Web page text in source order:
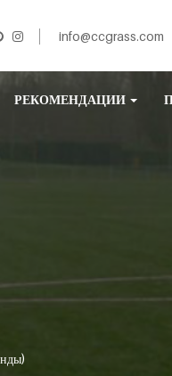
info@ccgrass.com
РЕКОМЕНДАЦИИ